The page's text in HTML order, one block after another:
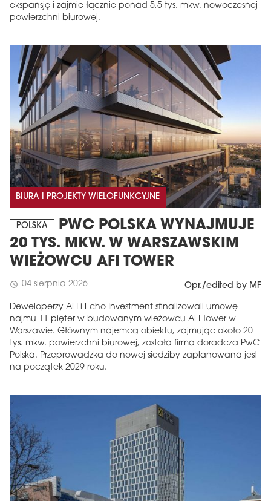
ekspansję i zajmie łącznie ponad 5,5 tys. mkw. nowoczesnej
powierzchni biurowej.
BIURA I PROJEKTY WIELOFUNKCYJNE
POLSKA
PWC POLSKA WYNAJMUJE
20 TYS. MKW. W WARSZAWSKIM
WIEŻOWCU AFI TOWER
schedule 04 sierpnia 2026 Opr./edited by MF
Deweloperzy AFI i Echo Investment sfinalizowali umowę
najmu 11 pięter w budowanym wieżowcu AFI Tower w
Warszawie. Głównym najemcą obiektu, zajmując około 20
tys. mkw. powierzchni biurowej, została firma doradcza PwC
Polska. Przeprowadzka do nowej siedziby zaplanowana jest
na początek 2029 roku.